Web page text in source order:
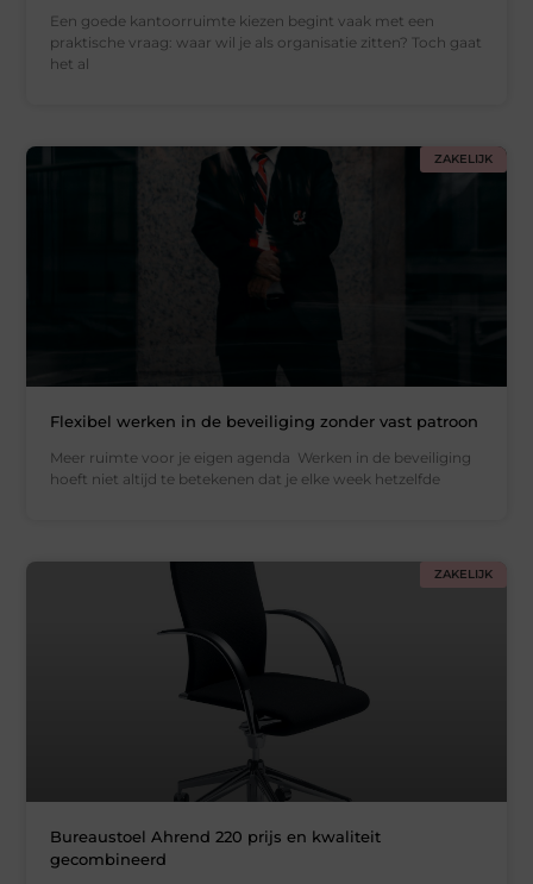
Een goede kantoorruimte kiezen begint vaak met een
praktische vraag: waar wil je als organisatie zitten? Toch gaat
het al
ZAKELIJK
Flexibel werken in de beveiliging zonder vast patroon
Meer ruimte voor je eigen agenda Werken in de beveiliging
hoeft niet altijd te betekenen dat je elke week hetzelfde
ZAKELIJK
Bureaustoel Ahrend 220 prijs en kwaliteit
gecombineerd